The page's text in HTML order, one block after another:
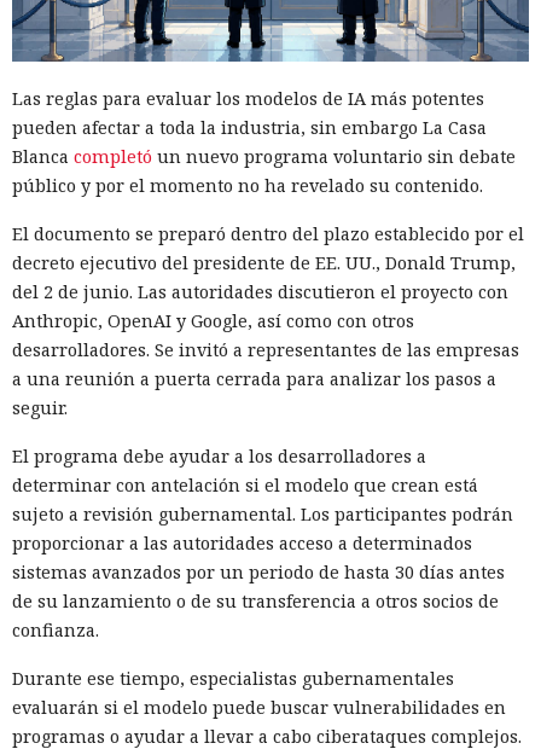
Las reglas para evaluar los modelos de IA más potentes
pueden afectar a toda la industria, sin embargo La Casa
Blanca completó un nuevo programa voluntario sin debate
público y por el momento no ha revelado su contenido.
El documento se preparó dentro del plazo establecido por el
decreto ejecutivo del presidente de EE. UU., Donald Trump,
del 2 de junio. Las autoridades discutieron el proyecto con
Anthropic, OpenAI y Google, así como con otros
desarrolladores. Se invitó a representantes de las empresas
a una reunión a puerta cerrada para analizar los pasos a
seguir.
El programa debe ayudar a los desarrolladores a
determinar con antelación si el modelo que crean está
sujeto a revisión gubernamental. Los participantes podrán
proporcionar a las autoridades acceso a determinados
sistemas avanzados por un periodo de hasta 30 días antes
de su lanzamiento o de su transferencia a otros socios de
confianza.
Durante ese tiempo, especialistas gubernamentales
evaluarán si el modelo puede buscar vulnerabilidades en
programas o ayudar a llevar a cabo ciberataques complejos.